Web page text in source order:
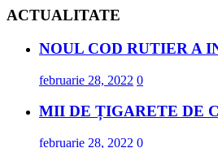
ACTUALITATE
NOUL COD RUTIER A
februarie 28, 2022 0
MII DE ȚIGARETE DE
februarie 28, 2022 0